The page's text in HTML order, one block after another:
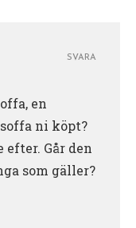
en
ni köpt?
efter. Går den
som gäller?
SVARA